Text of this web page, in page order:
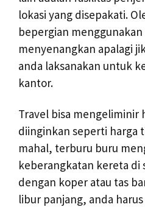
lokasi yang disepakati.
bepergian
menyenangkan apalagi
anda laksanakan untuk
kantor.
Travel bisa mengeliminir
diinginkan seperti harga
mahal, terburu buru
keberangkatan kereta di
dengan koper atau tas
libur panjang, anda